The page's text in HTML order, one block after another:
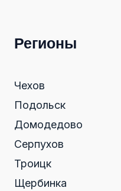
Регионы
Чехов
Подольск
Домодедово
Серпухов
Троицк
Щербинка